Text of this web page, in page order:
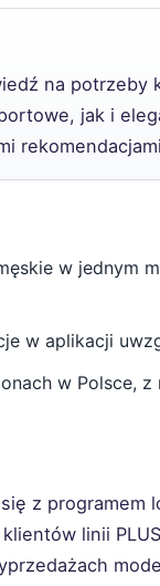
na
jak i
w jednym
w aplikacji
w Polsce,
z
linii